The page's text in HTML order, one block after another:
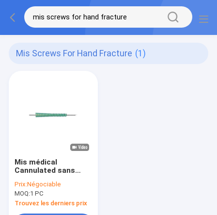
Mis Screws For Hand Fracture (1)
Mis médical
Cannulated sans
pour la fracture de
main
Prix:Négociable
MOQ:1 PC
Trouvez les derniers prix